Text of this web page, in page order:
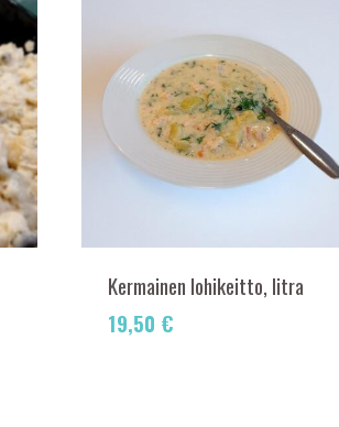
Kermainen lohikeitto, litra
19,50 €